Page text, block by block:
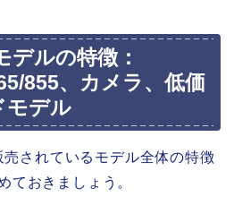
デルの特徴：
855、カメラ、低価
モデル
されているモデル全体の特徴
ておきましょう。